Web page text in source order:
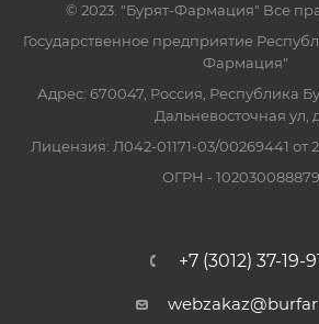
© 2023. "Бурят-Фармация" Все
Государственное предприятие
Фармация"
Адрес: 670047, Россия, Республика
Дальневосточная ул,
Лицензия: Л042-01171-03/00269441 от
ОГРН -
+7 (3012) 37-19-